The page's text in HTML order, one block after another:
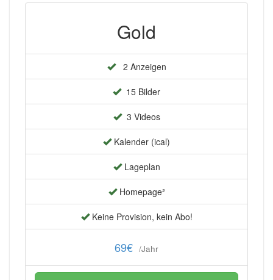
Gold
2 Anzeigen
15 Bilder
3 Videos
Kalender (ical)
Lageplan
Homepage²
Keine Provision, kein Abo!
69€ /Jahr